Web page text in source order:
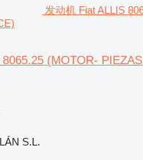
发动机 Fiat ALLIS
(MOTOR-
S.L.